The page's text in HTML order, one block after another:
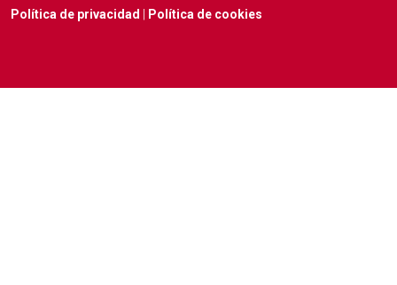
Política de privacidad Política de cookies